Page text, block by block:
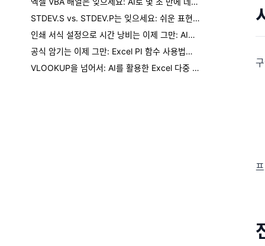
STDEV.S vs. STDEV.P는 잊으세요: 쉬운 표현으로 엑셀 표준편차 계산하기
인쇄 서식 설정으로 시간 낭비는 이제 그만: AI로 모든 엑셀 시트 인쇄 준비하는 법
공식 암기는 이제 그만: Excel PI 함수 사용법과 AI에게 계산 맡기기
VLOOKUP을 넘어서: AI를 활용한 Excel 다중 조건 데이터 조회 방법